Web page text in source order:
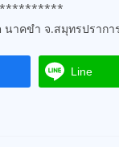
าคขำ จ.สมุทรปรากา
Line